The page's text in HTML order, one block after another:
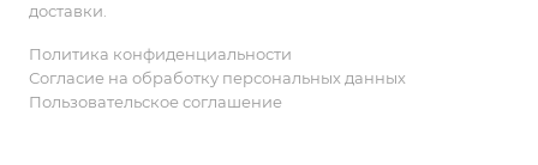
доставки.
Политика конфиденциальности
Согласие на обработку персональных данных
Пользовательское соглашение